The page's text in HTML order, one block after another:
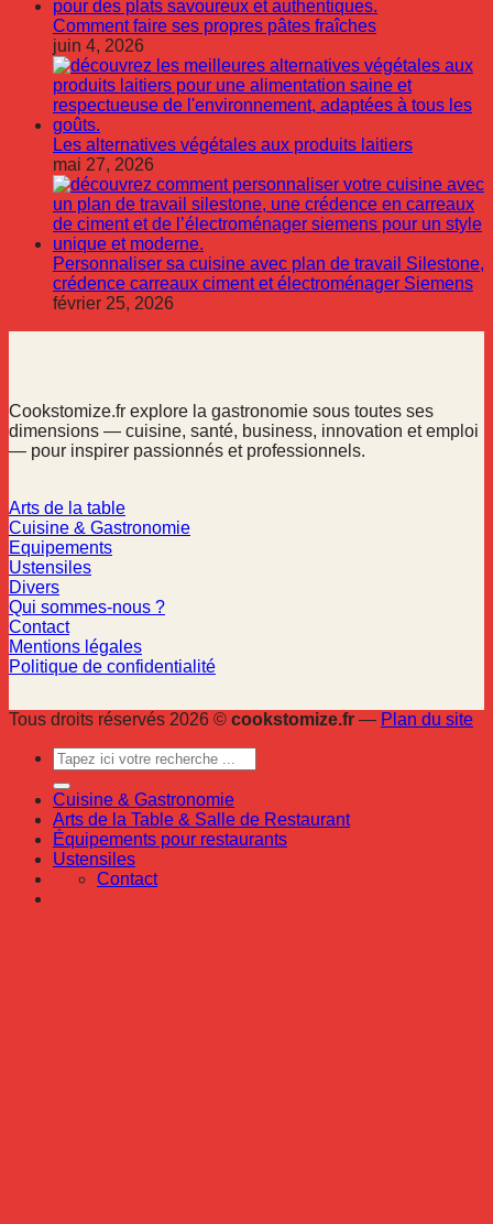
Comment faire ses propres pâtes fraîches
juin 4, 2026
Les alternatives végétales aux produits laitiers
mai 27, 2026
Personnaliser sa cuisine avec plan de travail Silestone,
crédence carreaux ciment et électroménager Siemens
février 25, 2026
Cookstomize.fr explore la gastronomie sous toutes ses
dimensions — cuisine, santé, business, innovation et emploi
— pour inspirer passionnés et professionnels.
Arts de la table
Cuisine & Gastronomie
Equipements
Ustensiles
Divers
Qui sommes-nous ?
Contact
Mentions légales
Politique de confidentialité
Tous droits réservés 2026 © cookstomize.fr — Plan du site
Cuisine & Gastronomie
Arts de la Table & Salle de Restaurant
Équipements pour restaurants
Ustensiles
Contact